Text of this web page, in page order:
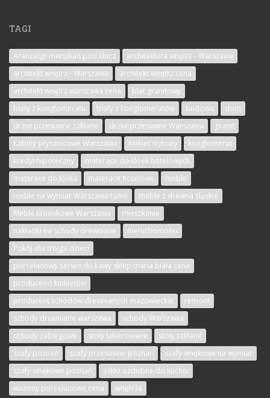
TAGI
Aranżacje mieszkań pod klucz
architektura wnętrz - Warszawa
architekt wnętrz - Warszawa
architekt wnętrz cena
architekt wnętrz warszawa cena
blat granitowy
blaty z konglomeratu
blaty z konglomeratów budowa
dom
drzwi przesuwne szklane
drzwi przesuwne Warszawa
granit
Kabiny prysznicowe Warszawa
kinkiet stylowy
konglomerat
kredyt hipoteczny
materace do łóżek hotelowych
materace do łóżka
materace hotelowe
meble
meble na wymiar Warszawa tanio
meble z drewna śląskie
Meble łazienkowe Warszawa
mieszkanie
nakładki na schody drewniane
nieruchomości
Pokój dla trojga dzieci
porcelanowy serwis do kawy sklep maria biała cena
producenci kinkietów
producent schodów drewnianych mazowieckie
remont
schody drewniane warszawa
schody Warszawa
schody zabiegowe
stoły lakierowane
stoły szklane
szafy poznań
szafy przesuwne poznań
szafy wnękowe na wymiar
szafy wnękowe poznań
szkło ozdobne do kuchni
wazony porcelanowe cena
wnętrza